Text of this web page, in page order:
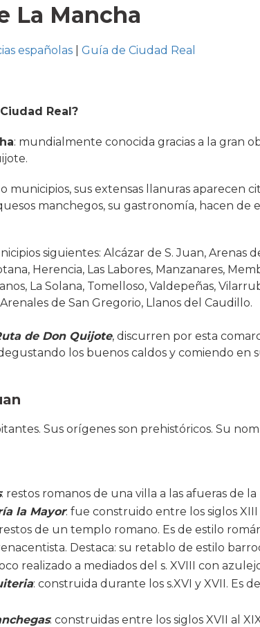
La Mancha
españolas Guía de Ciudad Real
Real?
: mundialmente conocida gracias a la gran
municipios, sus extensas llanuras aparecen
manchegos, su gastronomía, hacen de
siguientes: Alcázar de S. Juan, Arenas
Herencia, Las Labores, Manzanares,
La Solana, Tomelloso, Valdepeñas,
de San Gregorio, Llanos del Caudillo.
de Don Quijote, discurren por esta
los buenos caldos y comiendo en
Sus orígenes son prehistóricos. Su
: restos romanos de una villa a las afueras de
la Mayor: fue construido entre los siglos XIII
de un templo romano. Es de estilo
Destaca: su retablo de estilo
realizado a mediados del s. XVIII con
: construida durante los s.XVI y XVII. Es
: construidas entre los siglos XVII al